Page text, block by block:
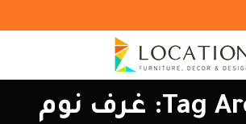
Tag Archives: غرف نوم